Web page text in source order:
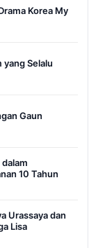
Korea My
yang Selalu
Gaun
10 Tahun
Urassaya dan
Lisa